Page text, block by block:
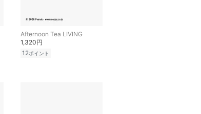
Afternoon Tea LIVING
1,320円
12ポイント